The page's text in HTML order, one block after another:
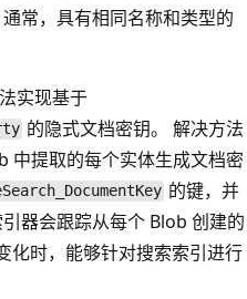
常，具有相同名称和类型的
实现基于
的隐式文档密钥。 解决方法
中提取的每个实体生成文档密
的键，并
器会跟踪从每个 Blob 创建的
化时，能够针对搜索索引进行